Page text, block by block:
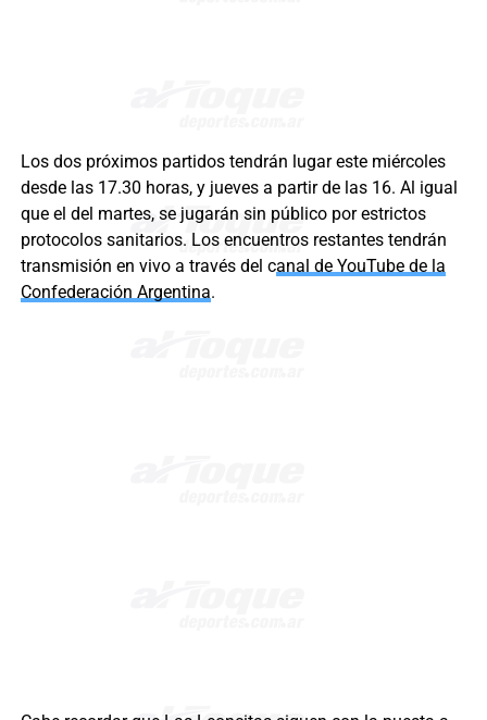
Los dos próximos partidos tendrán lugar este miércoles
desde las 17.30 horas, y jueves a partir de las 16. Al igual
que el del martes, se jugarán sin público por estrictos
protocolos sanitarios. Los encuentros restantes tendrán
transmisión en vivo a través del canal de YouTube de la
Confederación Argentina.